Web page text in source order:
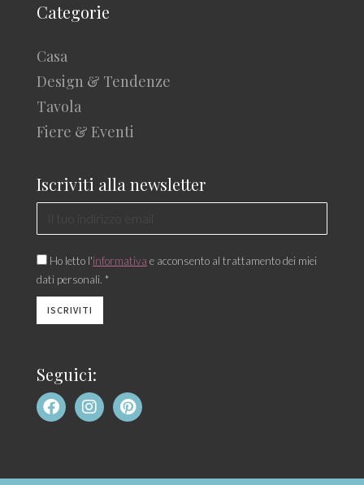
Categorie
Casa
Design & Tendenze
Tavola
Fiere & Eventi
Iscriviti alla newsletter
Ho letto l'informativa e acconsento al trattamento dei miei
dati personali. *
Seguici: